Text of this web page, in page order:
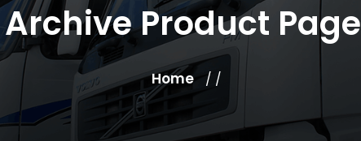
Archive Product Page
Home / /